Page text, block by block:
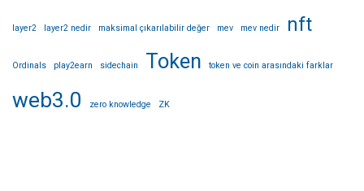
layer2 layer2 nedir maksimal çıkarılabilir değer mev mev nedir nft
Ordinals play2earn sidechain Token token ve coin arasındaki farklar
web3.0 zero knowledge ZK